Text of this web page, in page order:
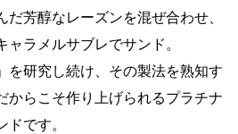
だ芳醇なレーズンを混ぜ合わせ、
ラメルサブレでサンド。
を研究し続け、その製法を熟知す
からこそ作り上げられるプラチナ
です。